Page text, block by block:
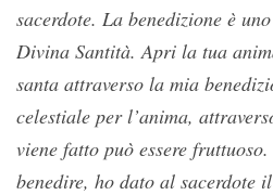
sacerdote. La benedizione è
Divina Santità. Apri la tua
santa attraverso la mia
celestiale per l’anima,
viene fatto può essere
benedire, ho dato al sacerdote